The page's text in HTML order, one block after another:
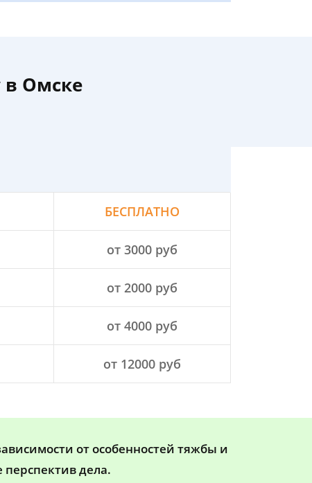
в Омске
БЕСПЛАТНО
от 3000 руб
от 2000 руб
от 4000 руб
от 12000 руб
от особенностей тяжбы и
дела.